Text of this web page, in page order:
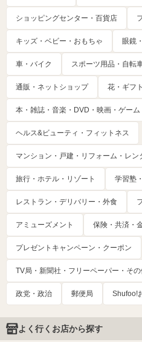
ショッピングセンター・百貨店
キッズ・ベビー・おもちゃ 眼鏡
車・バイク スポーツ用品・自転
通販・ネットショップ 花・ギフ
本・雑誌・音楽・DVD・映画・ゲーム
ヘルス&ビューティ・フィットネス
マンション・戸建・リフォーム・レン
旅行・ホテル・リゾート 学習塾
レストラン・デリバリー・外食
アミューズメント 保険・共済・
プレゼントキャンペーン・クーポン
TV局・新聞社・フリーペーパー・そ
政党・政治 郵便局 Shufoo!
よく行くお店から探す